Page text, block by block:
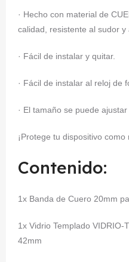
· Hecho con material de
calidad, resistente al sudor y
· Fácil de instalar y quitar.
· Fácil de instalar al reloj de
· El tamaño se puede
¡Protege tu dispositivo como
Contenido:
1x Banda de Cuero 20mm
1x Vidrio Templado
42mm